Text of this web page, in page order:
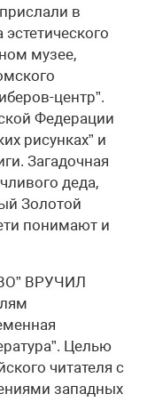
в
музее,
центр”.
Федерации
рисунках” и
Загадочная
деда,
Золотой
понимают и
ВРУЧИЛ
Целью
читателя с
западных